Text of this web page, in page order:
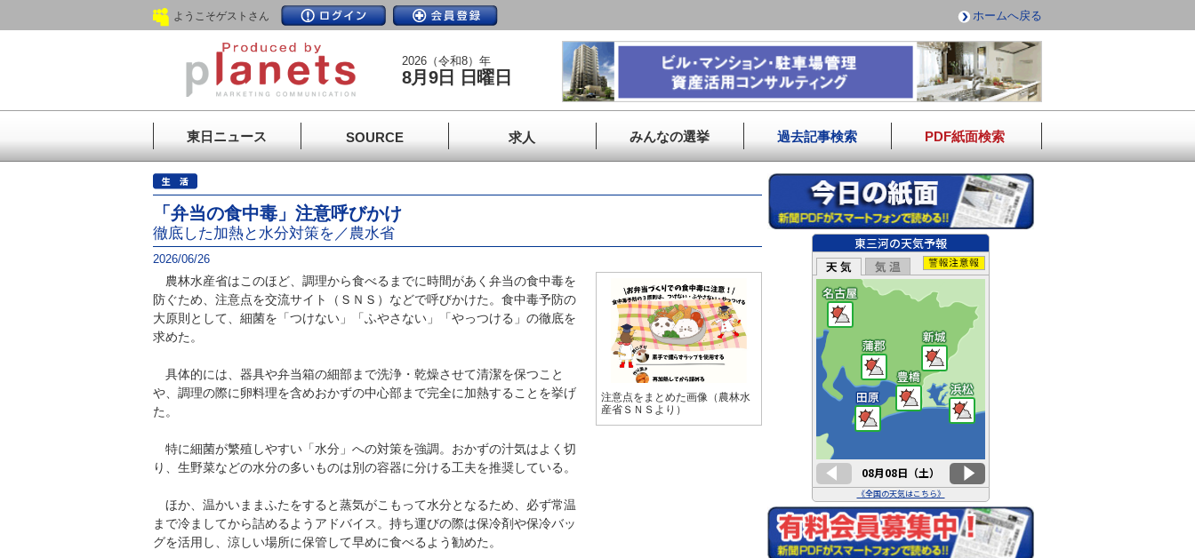
ようこそゲストさん ホームへ戻る
2026（令和8）年
8月9日 日曜日
東日ニュース SOURCE 求人 みんなの選挙 過去記事検索 PDF紙面検索
「弁当の食中毒」注意呼びかけ
徹底した加熱と水分対策を／農水省
2026/06/26
農林水産省はこのほど、調理から食べるまでに時間があく弁当の食中毒を
防ぐため、注意点を交流サイト（ＳＮＳ）などで呼びかけた。食中毒予防の
大原則として、細菌を「つけない」「ふやさない」「やっつける」の徹底を
求めた。
具体的には、器具や弁当箱の細部まで洗浄・乾燥させて清潔を保つこと
や、調理の際に卵料理を含めおかずの中心部まで完全に加熱することを挙げ
た。
特に細菌が繁殖しやすい「水分」への対策を強調。おかずの汁気はよく切
り、生野菜などの水分の多いものは別の容器に分ける工夫を推奨している。
ほか、温かいままふたをすると蒸気がこもって水分となるため、必ず常温
まで冷ましてから詰めるようアドバイス。持ち運びの際は保冷剤や保冷バッ
グを活用し、涼しい場所に保管して早めに食べるよう勧めた。
注意点をまとめた画像（農林水
産省ＳＮＳより）